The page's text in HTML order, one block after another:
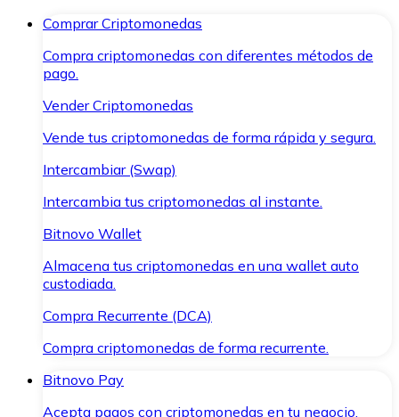
Comprar Criptomonedas
Compra criptomonedas con diferentes métodos de
pago.
Vender Criptomonedas
Vende tus criptomonedas de forma rápida y segura.
Intercambiar (Swap)
Intercambia tus criptomonedas al instante.
Bitnovo Wallet
Almacena tus criptomonedas en una wallet auto
custodiada.
Compra Recurrente (DCA)
Compra criptomonedas de forma recurrente.
Bitnovo Pay
Acepta pagos con criptomonedas en tu negocio.